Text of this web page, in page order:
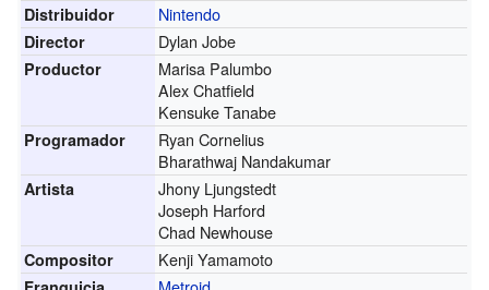
Distribuidor Nintendo
Director Dylan Jobe
Productor
Marisa Palumbo
Alex Chatfield
Kensuke Tanabe
Programador
Ryan Cornelius
Bharathwaj Nandakumar
Artista
Jhony Ljungstedt
Joseph Harford
Chad Newhouse
Compositor Kenji Yamamoto